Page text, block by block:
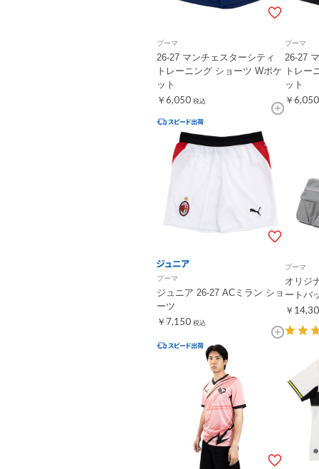
プーマ
26-27 マンチェスターシティ
トレーニング ショーツ Wポケ
ット
￥6,050 税込
プーマ
26-27
トレー
ット
￥6,050
プーマ
ジュニア 26-27 ACミラン ショ
ーツ
￥7,150 税込
プーマ
オリジ
ートバ
￥